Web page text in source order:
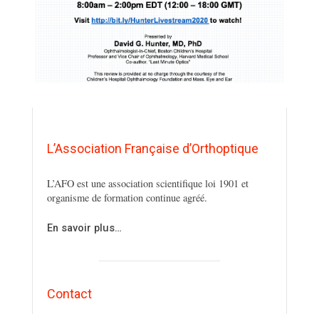
L’Association Française d’Orthoptique
L’AFO est une association scientifique loi 1901 et
organisme de formation continue agréé.
En savoir plus…
Contact